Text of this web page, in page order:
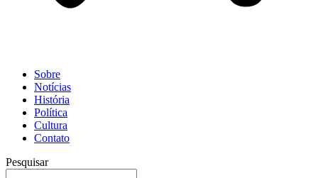
Sobre
Notícias
História
Política
Cultura
Contato
Pesquisar